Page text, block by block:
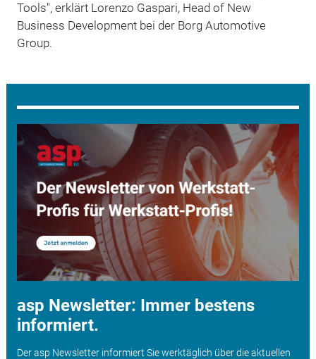
Tools", erklärt Lorenzo Gaspari, Head of New
Business Development bei der Borg Automotive
Group.
asp Newsletter: Immer bestens
informiert.
Der asp Newsletter informiert Sie werktäglich über die aktuellen